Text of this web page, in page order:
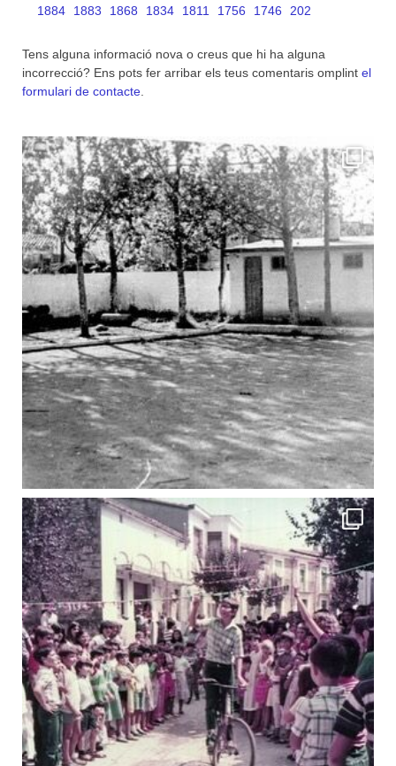
1884
1883 1868 1834 1811 1756 1746 202
Tens alguna informació nova o creus que hi ha alguna
incorrecció? Ens pots fer arribar els teus comentaris omplint el
formulari de contacte